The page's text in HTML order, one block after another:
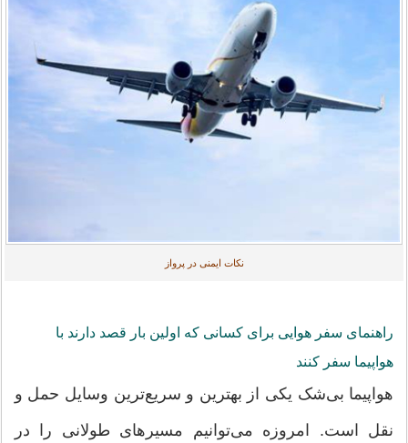
نکات ایمنی در پرواز
راهنمای سفر هوایی برای کسانی که اولین بار قصد دارند با
هواپیما سفر کنند
هواپیما بی‌شک یکی از بهترین و سریع‌ترین وسایل حمل و
نقل است. امروزه می‌توانیم مسیرهای طولانی را در